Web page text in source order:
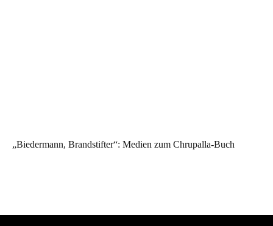
„Biedermann, Brandstifter“: Medien zum Chrupalla-Buch